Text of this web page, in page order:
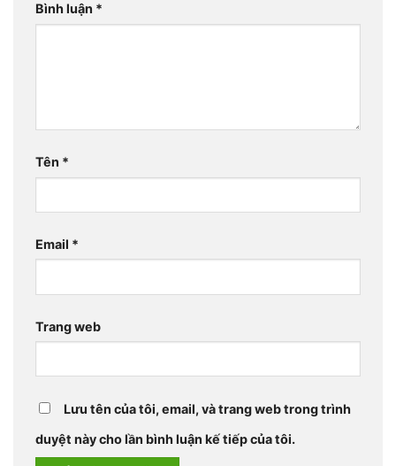
Bình luận *
Tên *
Email *
Trang web
Lưu tên của tôi, email, và trang web trong trình
duyệt này cho lần bình luận kế tiếp của tôi.